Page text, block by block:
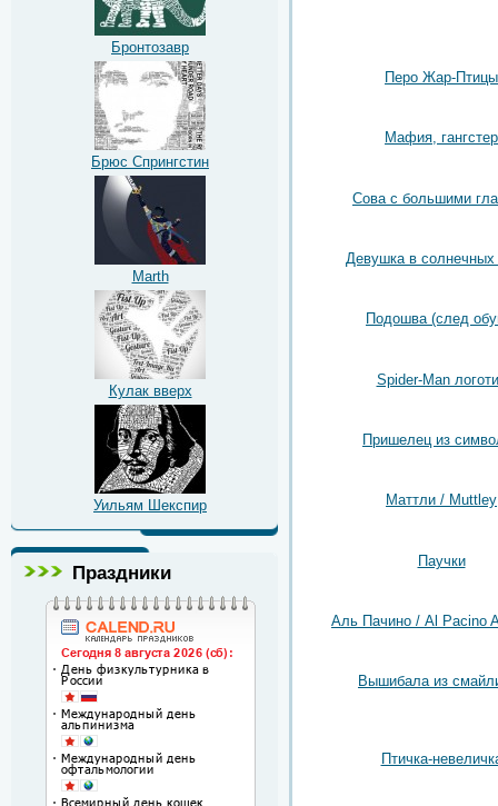
Бронтозавр
Брюс Спрингстин
Marth
Кулак вверх
Уильям Шекспир
Праздники
Перо Жар-Птицы
Мафия, гангстер
Сова с большими
Девушка в солнечных
Подошва (след
Spider-Man
Пришелец из
Маттли / Muttley
Паучки
Аль Пачино / Al Pacino
Вышибала из
Птичка-